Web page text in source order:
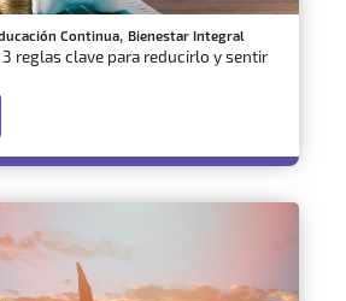
Continua, Bienestar Integral
reglas clave para reducirlo y sentir